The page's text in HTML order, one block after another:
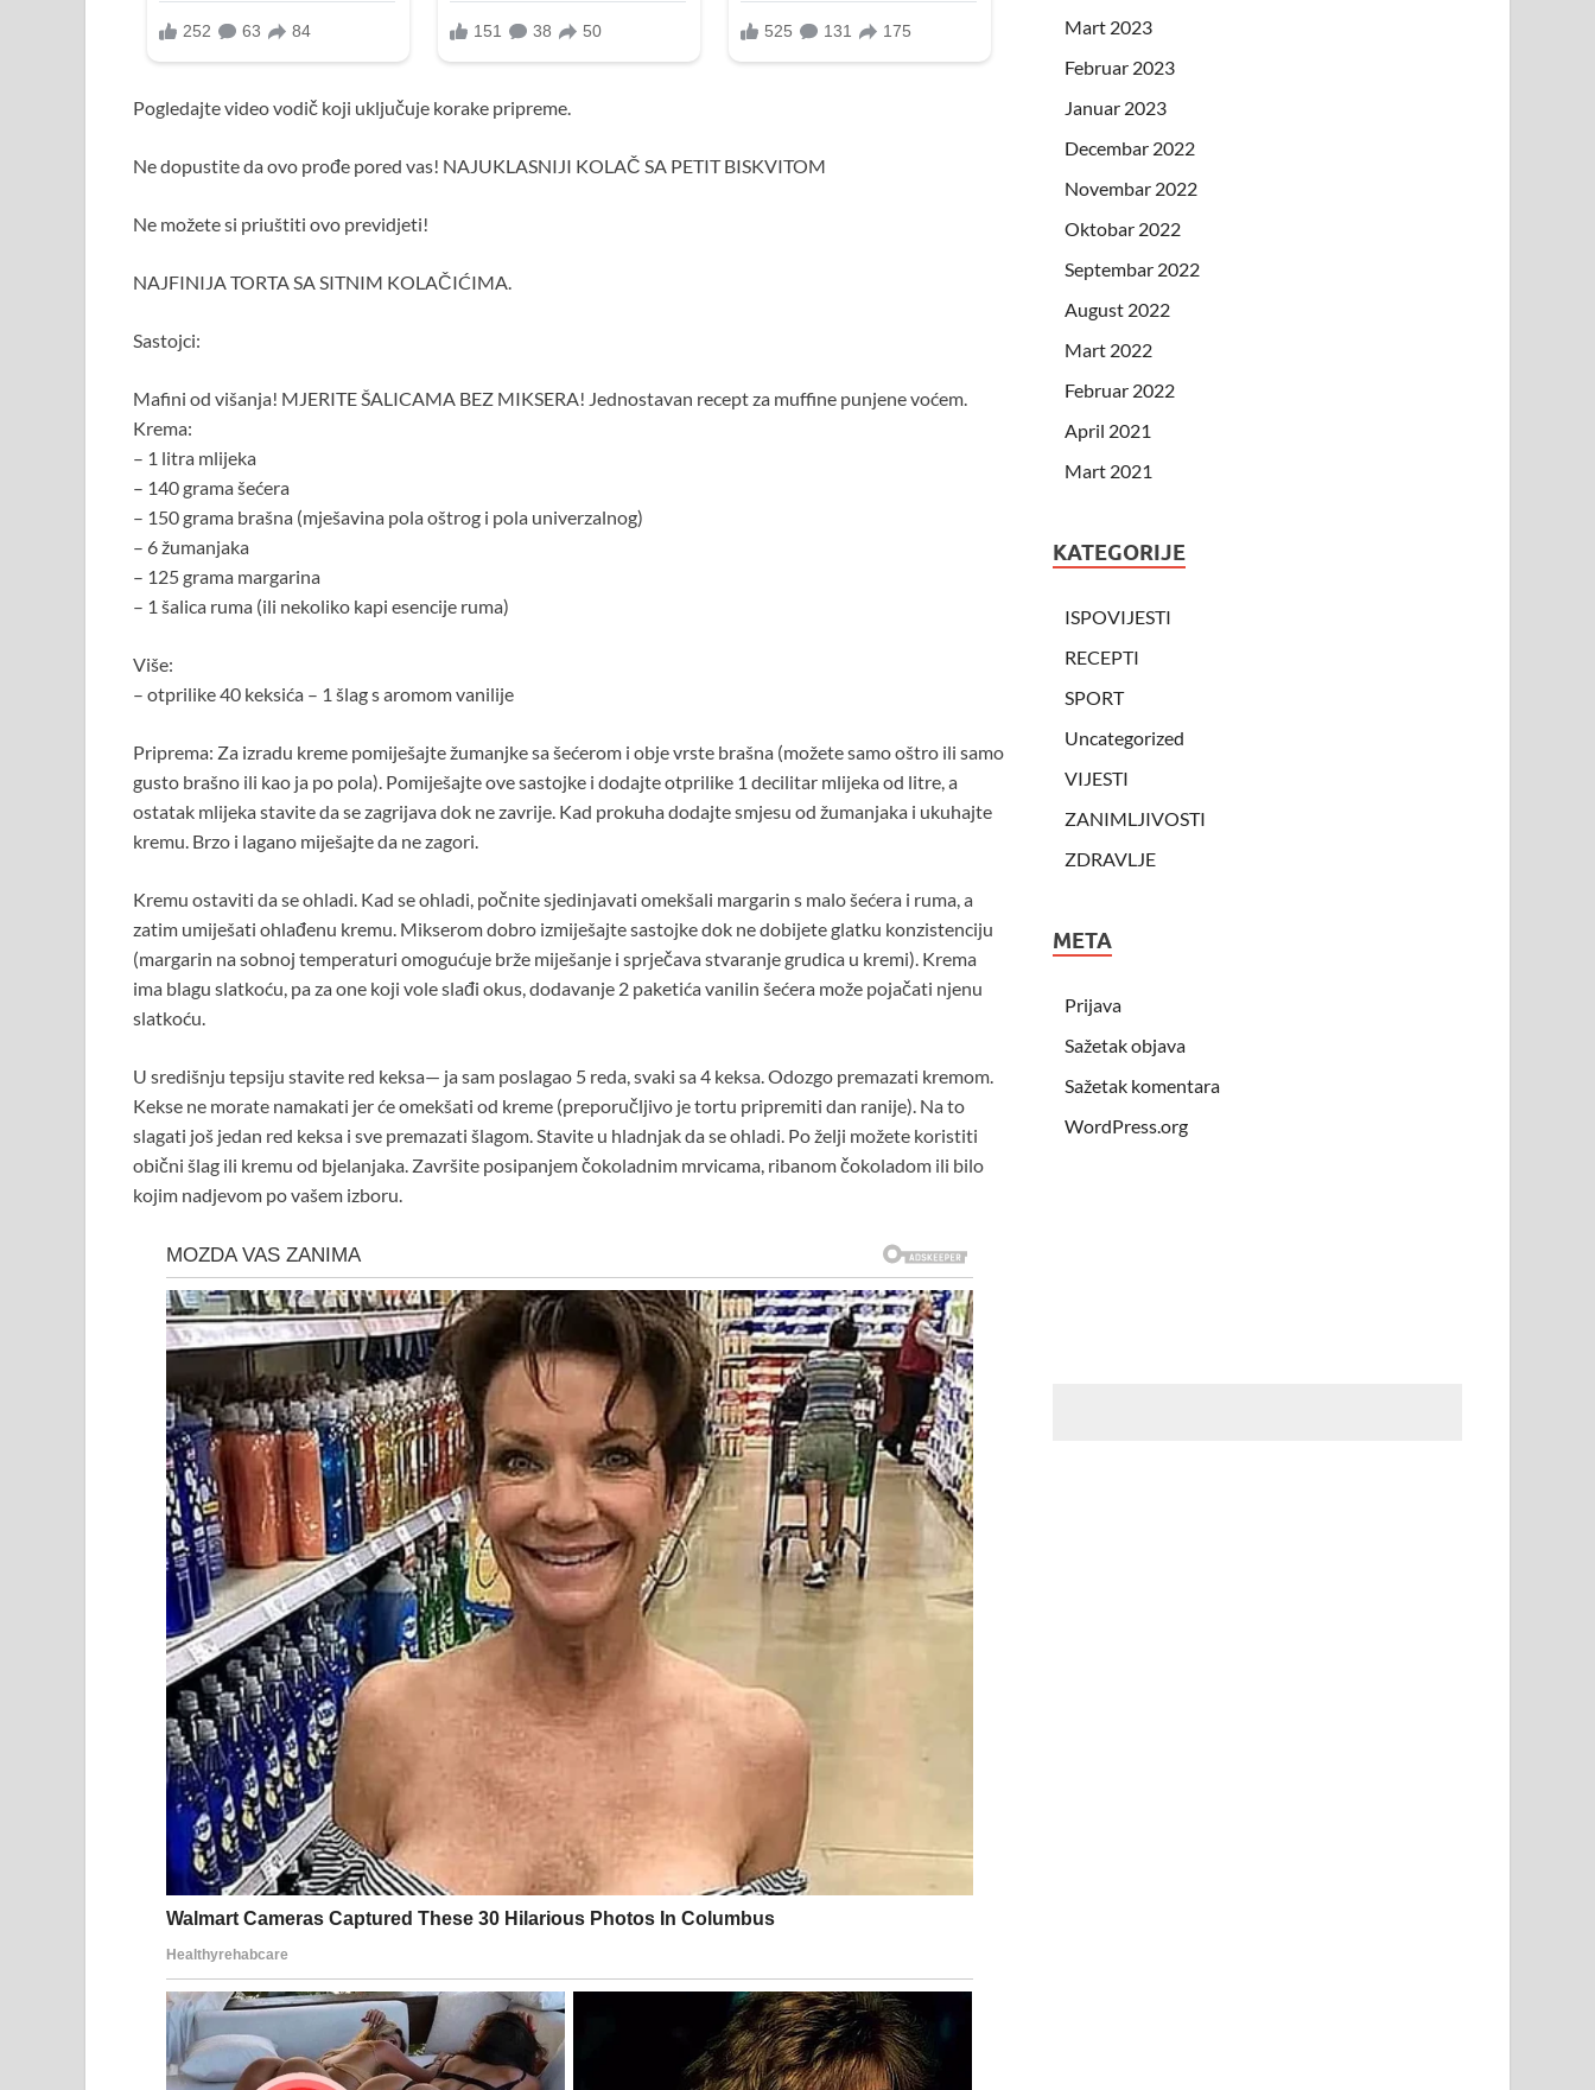
Pogledajte video vodič koji uključuje korake pripreme.
Ne dopustite da ovo prođe pored vas! NAJUKLASNIJI KOLAČ SA PETIT BISKVITOM
Ne možete si priuštiti ovo previdjeti!
NAJFINIJA TORTA SA SITNIM KOLAČIĆIMA.
Sastojci:
Mafini od višanja! MJERITE ŠALICAMA BEZ MIKSERA! Jednostavan recept za muffine punjene voćem.
Krema:
– 1 litra mlijeka
– 140 grama šećera
– 150 grama brašna (mješavina pola oštrog i pola univerzalnog)
– 6 žumanjaka
– 125 grama margarina
– 1 šalica ruma (ili nekoliko kapi esencije ruma)
Više:
– otprilike 40 keksića – 1 šlag s aromom vanilije
Priprema: Za izradu kreme pomiješajte žumanjke sa šećerom i obje vrste brašna (možete samo oštro ili samo
gusto brašno ili kao ja po pola). Pomiješajte ove sastojke i dodajte otprilike 1 decilitar mlijeka od litre, a
ostatak mlijeka stavite da se zagrijava dok ne zavrije. Kad prokuha dodajte smjesu od žumanjaka i ukuhajte
kremu. Brzo i lagano miješajte da ne zagori.
Kremu ostaviti da se ohladi. Kad se ohladi, počnite sjedinjavati omekšali margarin s malo šećera i ruma, a
zatim umiješati ohlađenu kremu. Mikserom dobro izmiješajte sastojke dok ne dobijete glatku konzistenciju
(margarin na sobnoj temperaturi omogućuje brže miješanje i sprječava stvaranje grudica u kremi). Krema
ima blagu slatkoću, pa za one koji vole slađi okus, dodavanje 2 paketića vanilin šećera može pojačati njenu
slatkoću.
U središnju tepsiju stavite red keksa— ja sam poslagao 5 reda, svaki sa 4 keksa. Odozgo premazati kremom.
Kekse ne morate namakati jer će omekšati od kreme (preporučljivo je tortu pripremiti dan ranije). Na to
slagati još jedan red keksa i sve premazati šlagom. Stavite u hladnjak da se ohladi. Po želji možete koristiti
obični šlag ili kremu od bjelanjaka. Završite posipanjem čokoladnim mrvicama, ribanom čokoladom ili bilo
kojim nadjevom po vašem izboru.
Mart 2023
Februar 2023
Januar 2023
Decembar 2022
Novembar 2022
Oktobar 2022
Septembar 2022
August 2022
Mart 2022
Februar 2022
April 2021
Mart 2021
KATEGORIJE
ISPOVIJESTI
RECEPTI
SPORT
Uncategorized
VIJESTI
ZANIMLJIVOSTI
ZDRAVLJE
META
Prijava
Sažetak objava
Sažetak komentara
WordPress.org